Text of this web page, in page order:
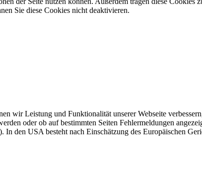
Sie diese Cookies nicht deaktivieren.
wir Leistung und Funktionalität unserer Webseite
oder ob auf bestimmten Seiten Fehlermeldungen
USA besteht nach Einschätzung des Europäischen